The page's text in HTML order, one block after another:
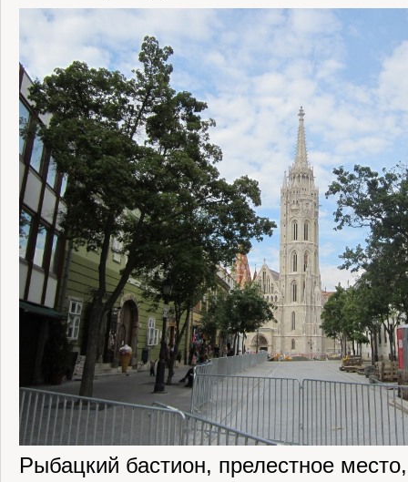
Рыбацкий бастион, прелестное